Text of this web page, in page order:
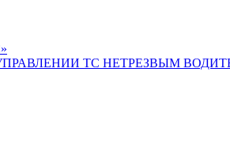
ТС НЕТРЕЗВЫМ